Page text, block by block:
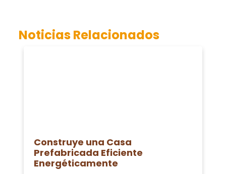
Noticias Relacionados
Construye una Casa
Prefabricada Eficiente
Energéticamente